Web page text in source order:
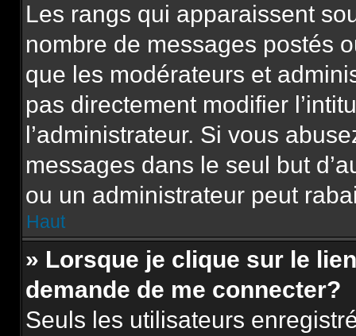
Les rangs qui apparaissent
nombre de messages postés
que les modérateurs et
pas directement modifier
l’administrateur. Si vous
messages dans le seul but
ou un administrateur peut
Haut
» Lorsque je clique sur le
demande de me connecter?
Seuls les utilisateurs